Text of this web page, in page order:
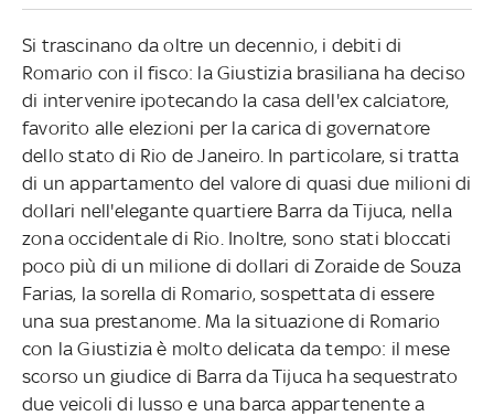
Si trascinano da oltre un decennio, i debiti di
Romario con il fisco: la Giustizia brasiliana ha deciso
di intervenire ipotecando la casa dell'ex calciatore,
favorito alle elezioni per la carica di governatore
dello stato di Rio de Janeiro. In particolare, si tratta
di un appartamento del valore di quasi due milioni di
dollari nell'elegante quartiere Barra da Tijuca, nella
zona occidentale di Rio. Inoltre, sono stati bloccati
poco più di un milione di dollari di Zoraide de Souza
Farias, la sorella di Romario, sospettata di essere
una sua prestanome. Ma la situazione di Romario
con la Giustizia è molto delicata da tempo: il mese
scorso un giudice di Barra da Tijuca ha sequestrato
due veicoli di lusso e una barca appartenente a